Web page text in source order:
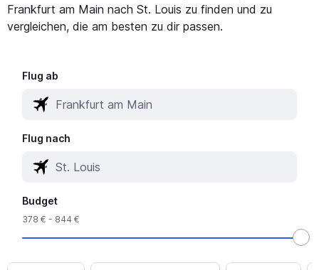
Frankfurt am Main nach St. Louis zu finden und zu
vergleichen, die am besten zu dir passen.
Flug ab
Flug nach
Budget
378 € - 844 €